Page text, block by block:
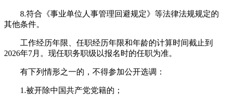
8.符合《事业单位人事管理回避规定》等法律法规规定的
其他条件。
工作经历年限、任职经历年限和年龄的计算时间截止到
2026年7月。现任职务职级以报名时的任职为准。
有下列情形之一的，不得参加公开选调：
1.被开除中国共产党党籍的；